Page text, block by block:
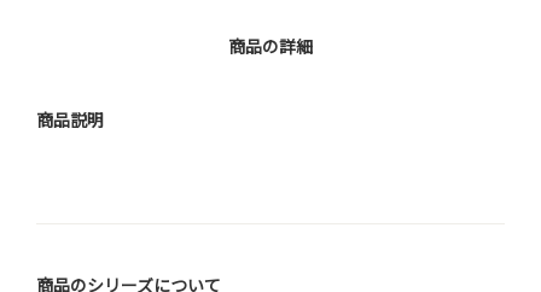
商品の詳細
商品説明
商品のシリーズについて